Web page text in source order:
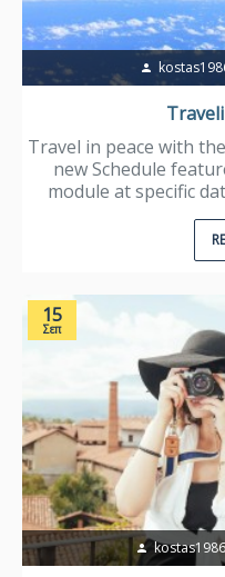
Travel in peace with
new Schedule
module at specific
15
Σεπ
kostas1986